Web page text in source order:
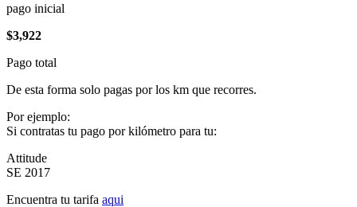
pago inicial
$3,922
Pago total
De esta forma solo pagas por los km que recorres.
Por ejemplo:
Si contratas tu pago por kilómetro para tu:
Attitude
SE 2017
Encuentra tu tarifa aqui